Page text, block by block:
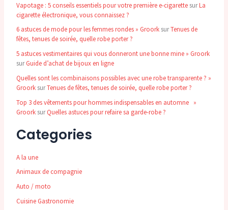
Vapotage : 5 conseils essentiels pour votre première e-cigarette surLa
cigarette électronique, vous connaissez ?
6 astuces de mode pour les femmes rondes » Groork surTenues de
fêtes, tenues de soirée, quelle robe porter ?
5 astuces vestimentaires qui vous donneront une bonne mine » Groork
surGuide d’achat de bijoux en ligne
Quelles sont les combinaisons possibles avec une robe transparente ? »
Groork surTenues de fêtes, tenues de soirée, quelle robe porter ?
Top 3 des vêtements pour hommes indispensables en automne »
Groork surQuelles astuces pour refaire sa garde-robe ?
Categories
A la une
Animaux de compagnie
Auto / moto
Cuisine Gastronomie